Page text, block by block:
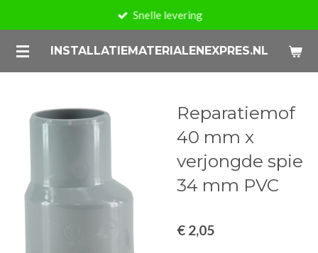
naar
de
INSTALLATIEMATERIALENEXPRES.NL
Snelle levering
Reparatiemof
40 mm x
verjongde spie
34 mm PVC
€ 2,05